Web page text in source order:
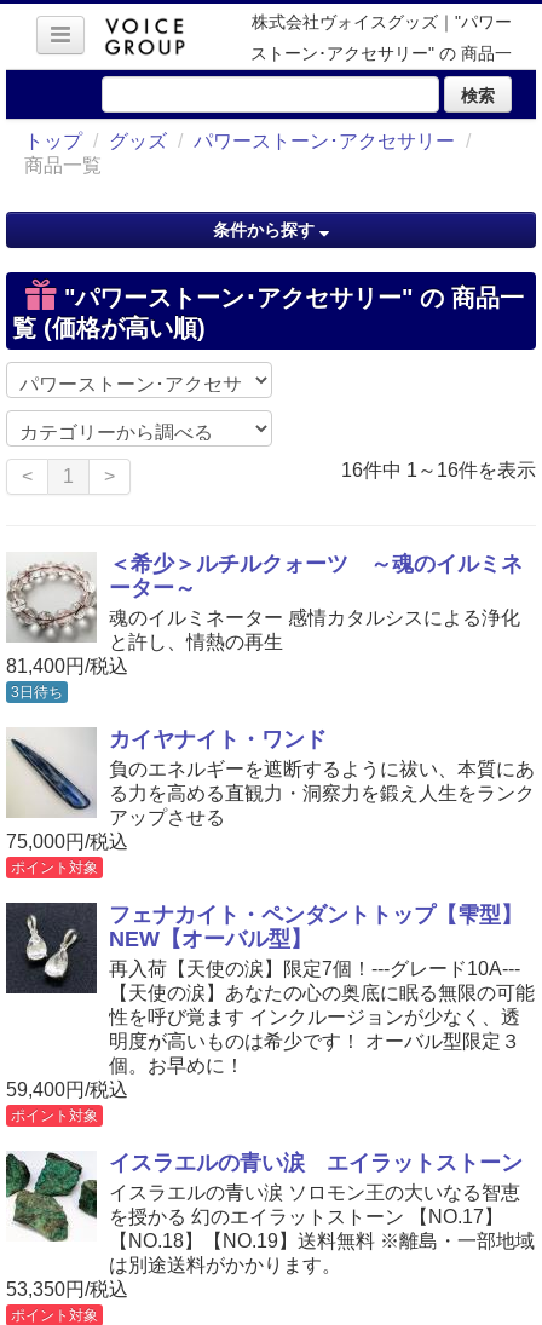
株式会社ヴォイスグッズ｜"パワー
ストーン･アクセサリー" の 商品一
覧 (価格が高い順)
検索
トップ / グッズ / パワーストーン･アクセサリー /
商品一覧
条件から探す
"パワーストーン･アクセサリー" の 商品一
覧 (価格が高い順)
16件中 1～16件を表示
< 1 >
＜希少＞ルチルクォーツ ～魂のイルミネ
ーター～
魂のイルミネーター 感情カタルシスによる浄化
と許し、情熱の再生
81,400円/税込
3日待ち
カイヤナイト・ワンド
負のエネルギーを遮断するように祓い、本質にあ
る力を高める直観力・洞察力を鍛え人生をランク
アップさせる
75,000円/税込
ポイント対象
フェナカイト・ペンダントトップ【雫型】
NEW【オーバル型】
再入荷【天使の涙】限定7個！---グレード10A---
【天使の涙】あなたの心の奥底に眠る無限の可能
性を呼び覚ます インクルージョンが少なく、透
明度が高いものは希少です！ オーバル型限定３
個。お早めに！
59,400円/税込
ポイント対象
イスラエルの青い涙 エイラットストーン
イスラエルの青い涙 ソロモン王の大いなる智恵
を授かる 幻のエイラットストーン 【NO.17】
【NO.18】【NO.19】送料無料 ※離島・一部地域
は別途送料がかかります。
53,350円/税込
ポイント対象